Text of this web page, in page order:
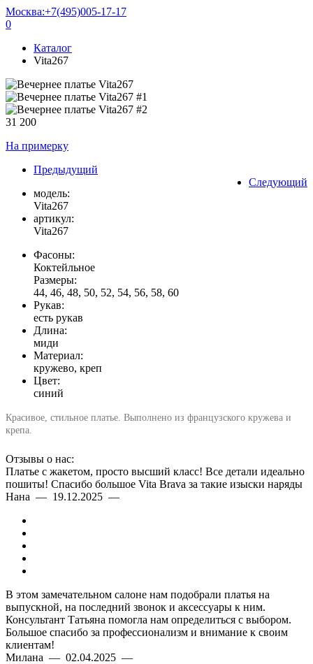
Москва:+7(495)005-17-17
0
Каталог
Vita267
31 200
На примерку
Предыдущий
Следующий
модель:
Vita267
артикул:
Vita267
Фасоны:
Коктейльное
Размеры:
44, 46, 48, 50, 52, 54, 56, 58, 60
Рукав:
есть рукав
Длина:
миди
Материал:
кружево, креп
Цвет:
синий
Красивое, стильное платье. Выполнено из французского кружева и
крепа.
Отзывы о нас:
Платье с жакетом, просто высший класс! Все детали идеально
пошиты! Спасибо большое Vita Brava за такие изыски наряды
Нана — 19.12.2025 —
В этом замечательном салоне нам подобрали платья на
выпускной, на последний звонок и аксессуары к ним.
Консультант Татьяна помогла нам определиться с выбором.
Большое спасибо за профессионализм и внимание к своим
клиентам!
Милана — 02.04.2025 —